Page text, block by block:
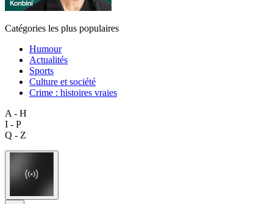
Catégories les plus populaires
Humour
Actualités
Sports
Culture et société
Crime : histoires vraies
A - H
I - P
Q - Z